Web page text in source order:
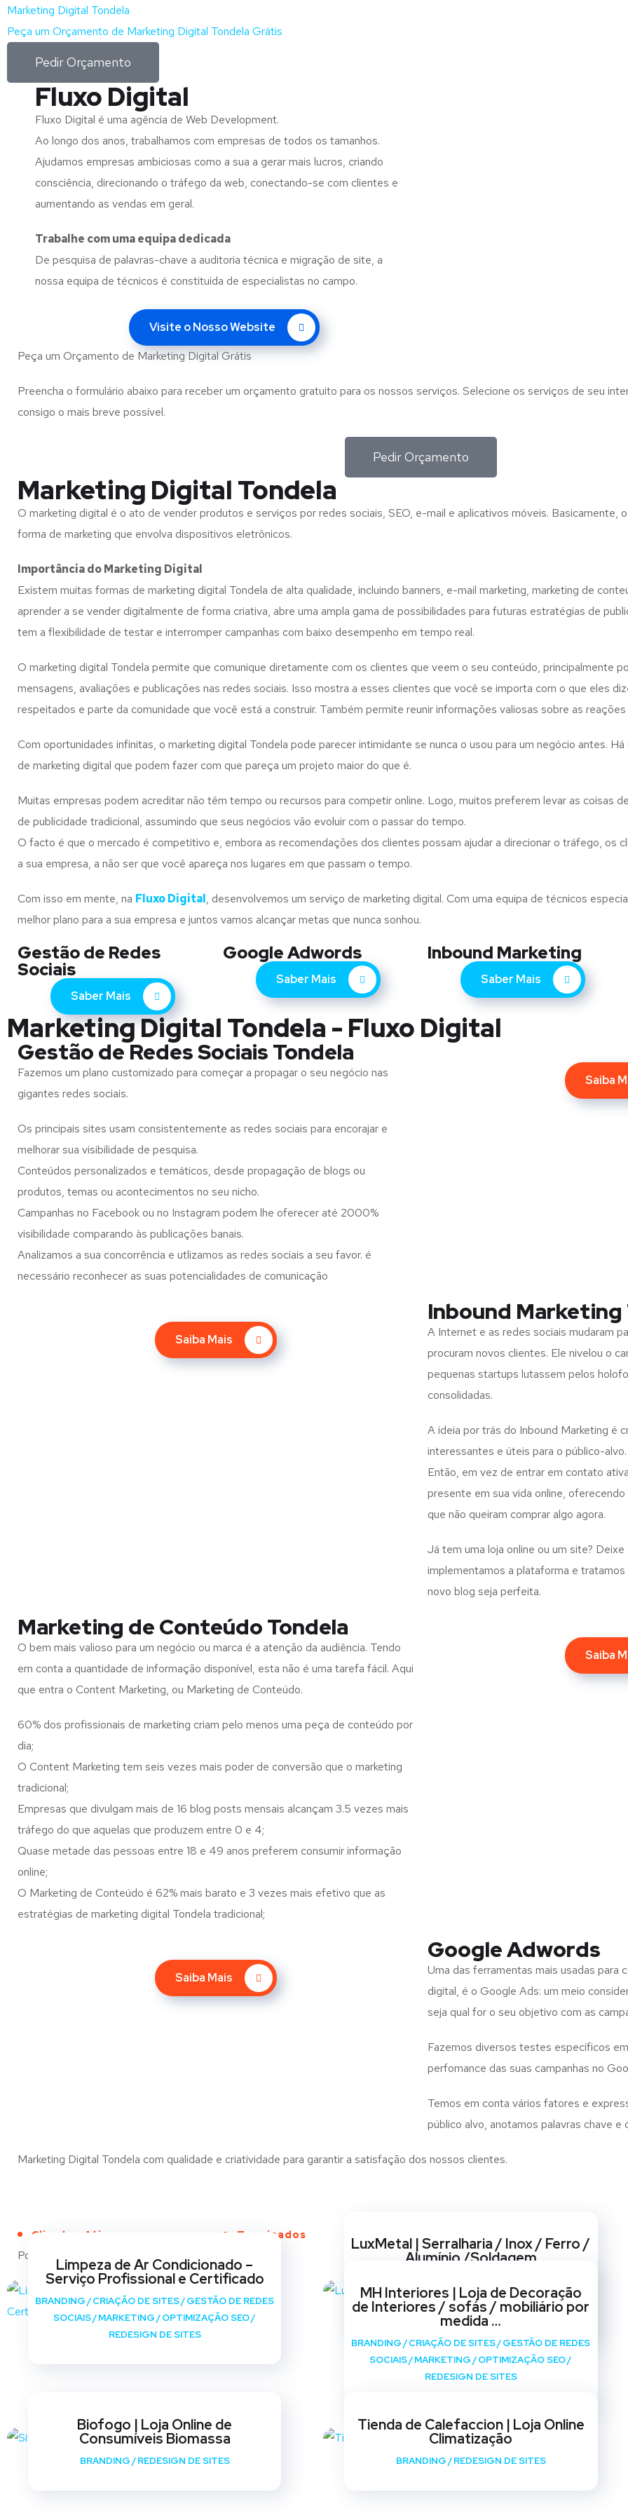
Marketing Digital Tondela
Peça um Orçamento de Marketing Digital Tondela Grátis
Pedir Orçamento
Fluxo Digital
Fluxo Digital é uma agência de Web Development.
Ao longo dos anos, trabalhamos com empresas de todos os tamanhos.
Ajudamos empresas ambiciosas como a sua a gerar mais lucros, criando
consciência, direcionando o tráfego da web, conectando-se com clientes e
aumentando as vendas em geral.
Trabalhe com umaequipa dedicada
De pesquisa de palavras-chave a auditoria técnica e migração de site, a
nossa equipa de técnicos é constituida de especialistas no campo.
Visite o Nosso Website
Peça um Orçamento de Marketing Digital Grátis
Preencha o formulário abaixo para receber um orçamento gratuito para os nossos serviços. Selecione os serviços de seu
consigo o mais breve possível.
Pedir Orçamento
Marketing Digital Tondela
O marketing digital é o ato de vender produtos e serviços por redes sociais, SEO, e-mail e aplicativos móveis. Basicamente,
forma de marketing que envolva dispositivos eletrônicos.
Importância do Marketing Digital
Existem muitas formas de marketing digital Tondela de alta qualidade, incluindo banners, e-mail marketing, marketing de
aprender a se vender digitalmente de forma criativa, abre uma ampla gama de possibilidades para futuras estratégias de
tem a flexibilidade de testar e interromper campanhas com baixo desempenho em tempo real.
O marketing digital Tondela permite que comunique diretamente com os clientes que veem o seu conteúdo, principalmente
mensagens, avaliações e publicações nas redes sociais. Isso mostra a esses clientes que você se importa com o que eles
respeitados e parte da comunidade que você está a construir. Também permite reunir informações valiosas sobre as
Com oportunidades infinitas, o marketing digital Tondela pode parecer intimidante se nunca o usou para um negócio antes.
de marketing digital que podem fazer com que pareça um projeto maior do que é.
Muitas empresas podem acreditar não têm tempo ou recursos para competir online. Logo, muitos preferem levar as coisas
de publicidade tradicional, assumindo que seus negócios vão evoluir com o passar do tempo.
O facto é que o mercado é competitivo e, embora as recomendações dos clientes possam ajudar a direcionar o tráfego, os
a sua empresa, a não ser que você apareça nos lugares em que passam o tempo.
Com isso em mente, na Fluxo Digital, desenvolvemos um serviço de marketing digital. Com uma equipa de técnicos
melhor plano para a sua empresa e juntos vamos alcançar metas que nunca sonhou.
Gestão de Redes
Sociais
Saber Mais
Google Adwords
Saber Mais
Inbound Marketing
Saber Mais
Marketing Digital Tondela - Fluxo Digital
Gestão de Redes Sociais Tondela
Fazemos um plano customizado para começar a propagar o seu negócio nas
gigantes redes sociais.
Os principais sites usam consistentemente as redes sociais para encorajar e
melhorar sua visibilidade de pesquisa.
Conteúdos personalizados e temáticos, desde propagação de blogs ou
produtos, temas ou acontecimentos no seu nicho.
Campanhas no Facebook ou no Instagram podem lhe oferecer até 2000%
visibilidade comparando às publicações banais.
Analizamos a sua concorrência e utlizamos as redes sociais a seu favor. é
necessário reconhecer as suas potencialidades de comunicação
Saiba
Saiba Mais
Inbound Marketing
A Internet e as redes sociais mudaram
procuram novos clientes. Ele nivelou o
pequenas startups lutassem pelos
consolidadas.
A ideia por trás do Inbound Marketing é
interessantes e úteis para o público-alvo.
Então, em vez de entrar em contato
presente em sua vida online,
que não queiram comprar algo agora.
Já tem uma loja online ou um site?
implementamos a plataforma e
novo blog seja perfeita.
Marketing de Conteúdo Tondela
O bem mais valioso para um negócio ou marca é a atenção da audiência. Tendo
em conta a quantidade de informação disponível, esta não é uma tarefa fácil. Aqui
que entra o Content Marketing, ou Marketing de Conteúdo.
60% dos profissionais de marketing criam pelo menos uma peça de conteúdo por
dia;
O Content Marketing tem seis vezes mais poder de conversão que o marketing
tradicional;
Empresas que divulgam mais de 16 blog posts mensais alcançam 3.5 vezes mais
tráfego do que aquelas que produzem entre 0 e 4;
Quase metade das pessoas entre 18 e 49 anos preferem consumir informação
online;
O Marketing de Conteúdo é 62% mais barato e 3 vezes mais efetivo que as
estratégias de marketing digital Tondela tradicional;
Saiba
Saiba Mais
Google Adwords
Uma das ferramentas mais usadas para
digital, é o Google Ads: um meio
seja qual for o seu objetivo com as
Fazemos diversos testes específicos
perfomance das suas campanhas no
Temos em conta vários fatores e
público alvo, anotamos palavras chave
Marketing Digital Tondela com qualidade e criatividade para garantir a satisfação dos nossos clientes.
Clientes Ativos Terminados
Portfólio
Limpeza de Ar Condicionado –
Serviço Profissional e Certificado
BRANDING/CRIAÇÃO DE SITES/GESTÃO DE REDES
SOCIAIS/MARKETING/OPTIMIZAÇÃO SEO/
REDESIGN DE SITES
LuxMetal | Serralharia / Inox / Ferro /
Alumínio /Soldagem
SOCIAIS/ MARKETING/OPTIMIZAÇÃO SEO/
REDESIGN DE SITES
MH Interiores | Loja de Decoração
de Interiores / sofás / mobiliário por
medida …
BRANDING /CRIAÇÃO DE SITES/GESTÃO DE REDES
SOCIAIS/MARKETING/OPTIMIZAÇÃO SEO/
REDESIGN DE SITES
Biofogo | Loja Online de
Consumíveis Biomassa
BRANDING/REDESIGN DE SITES
Tienda de Calefaccion | Loja Online
Climatização
BRANDING/REDESIGN DE SITES